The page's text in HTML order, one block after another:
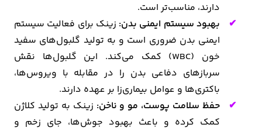
دارند، مناسب‌تر است.
بهبود سیستم ایمنی بدن: زینک برای فعالیت سیستم
ایمنی بدن ضروری است و به تولید گلبول‌های سفید
خون (WBC) کمک می‌کند. این گلبول‌ها نقش
سربازهای دفاعی بدن را در مقابله با ویروس‌ها،
باکتری‌ها و عوامل بیماری‌زا بر عهده دارند.
حفظ سلامت پوست، مو و ناخن: زینک به تولید کلاژن
کمک کرده و باعث بهبود جوش‌ها، جای زخم و